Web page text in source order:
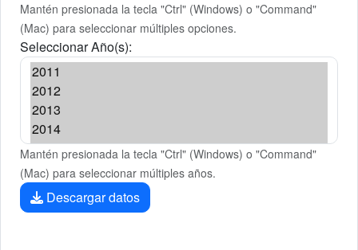
Mantén presionada la tecla "Ctrl" (Windows) o "Command"
(Mac) para seleccionar múltiples opciones.
Seleccionar Año(s):
Mantén presionada la tecla "Ctrl" (Windows) o "Command"
(Mac) para seleccionar múltiples años.
Descargar datos